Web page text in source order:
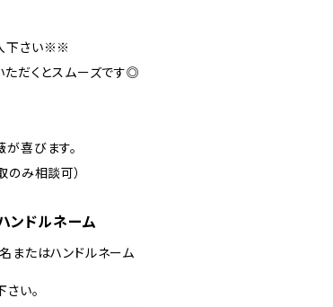
下さい※※
ただくとスムーズです◎
喜びます。
のみ相談可）
ンドルネーム
またはハンドルネーム
い。